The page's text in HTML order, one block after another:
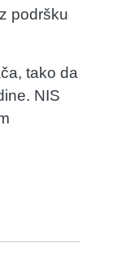
podršku
tako da
NIS